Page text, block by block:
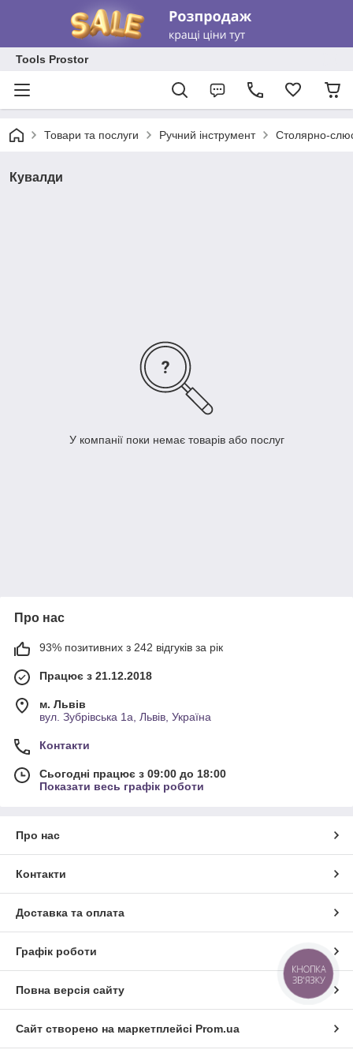
Tools Prostor
Товари та послуги Ручний інструмент Столярно-
Кувалди
У компанії поки немає товарів або послуг
Про нас
93% позитивних з 242 відгуків за рік
Працює з 21.12.2018
м. Львів
вул. Зубрівська 1а, Львів, Україна
Контакти
Сьогодні працює з 09:00 до 18:00
Показати весь графік роботи
Про нас
Контакти
Доставка та оплата
Графік роботи
Повна версія сайту
Сайт створено на маркетплейсі Prom.ua
КНОПКА
ЗВ'ЯЗКУ